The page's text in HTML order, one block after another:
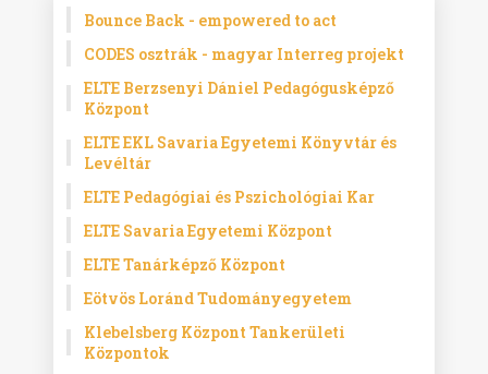
Bounce Back - empowered to act
CODES osztrák - magyar Interreg projekt
ELTE Berzsenyi Dániel Pedagógusképző
Központ
ELTE EKL Savaria Egyetemi Könyvtár és
Levéltár
ELTE Pedagógiai és Pszichológiai Kar
ELTE Savaria Egyetemi Központ
ELTE Tanárképző Központ
Eötvös Loránd Tudományegyetem
Klebelsberg Központ Tankerületi
Központok